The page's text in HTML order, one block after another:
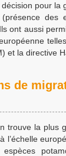
décision pour
ont aussi
et la directive
de
trouve la plus
l’échelle